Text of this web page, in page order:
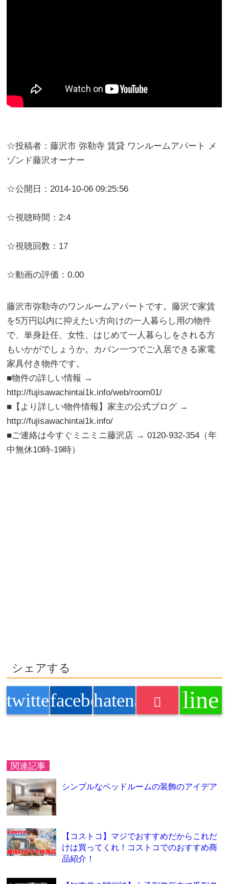
☆投稿者：藤沢市 弥勒寺 賃貸 ワンルームアパート メ
ゾンド藤沢オーナー
☆公開日：2014-10-06 09:25:56
☆視聴時間：2:4
☆視聴回数：17
☆動画の評価：0.00
藤沢市弥勒寺のワンルームアパートです。藤沢で家賃
を5万円以内に抑えたい方向けの一人暮らし用の物件
で、単身赴任、女性、はじめて一人暮らしをされる方
もいかがでしょうか。カバン一つでご入居できる家電
家具付き物件です。
■物件の詳しい情報 →
http://fujisawachintai1k.info/web/room01/
■【より詳しい物件情報】家主の公式ブログ →
http://fujisawachintai1k.info/
■ご連絡は今すぐミニミニ藤沢店 → 0120-932-354（年
中無休10時-19時）
シェアする
twitterfacebookhatenabookmark
line
関連記事
シンプルなベッドルームの装飾のアイデア
【コストコ】マジでおすすめだからこれだ
けは買ってくれ！コストコでのおすすめ商
品紹介！